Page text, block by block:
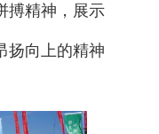
搏精神，展示
扬向上的精神